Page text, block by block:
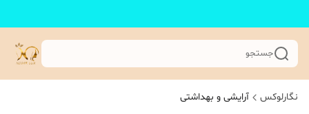
جستجو
نگارلوکس آرایشی و بهداشتی